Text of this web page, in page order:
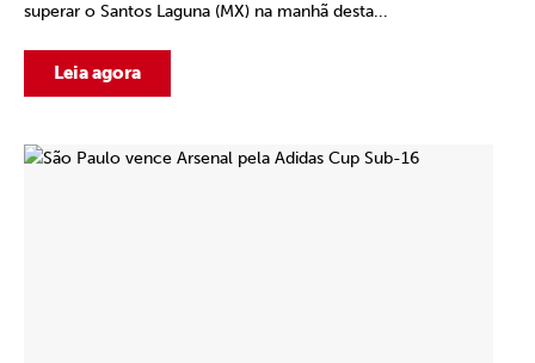
superar o Santos Laguna (MX) na manhã desta...
Leia agora